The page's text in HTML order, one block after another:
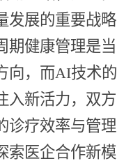
发展的重要战略
期健康管理是当
向，而AI技术的
入新活力，双方
诊疗效率与管理
索医企合作新模